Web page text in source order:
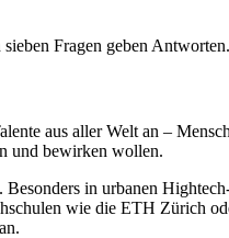
Fragen geben Antworten.
aus aller Welt an –
und bewirken wollen.
in urbanen
wie die ETH Zürich